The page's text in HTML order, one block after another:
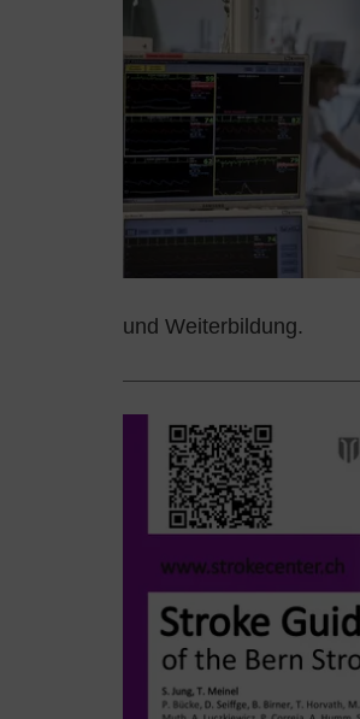
und Weiterbildung.